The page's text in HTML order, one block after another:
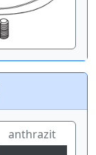
anthrazit